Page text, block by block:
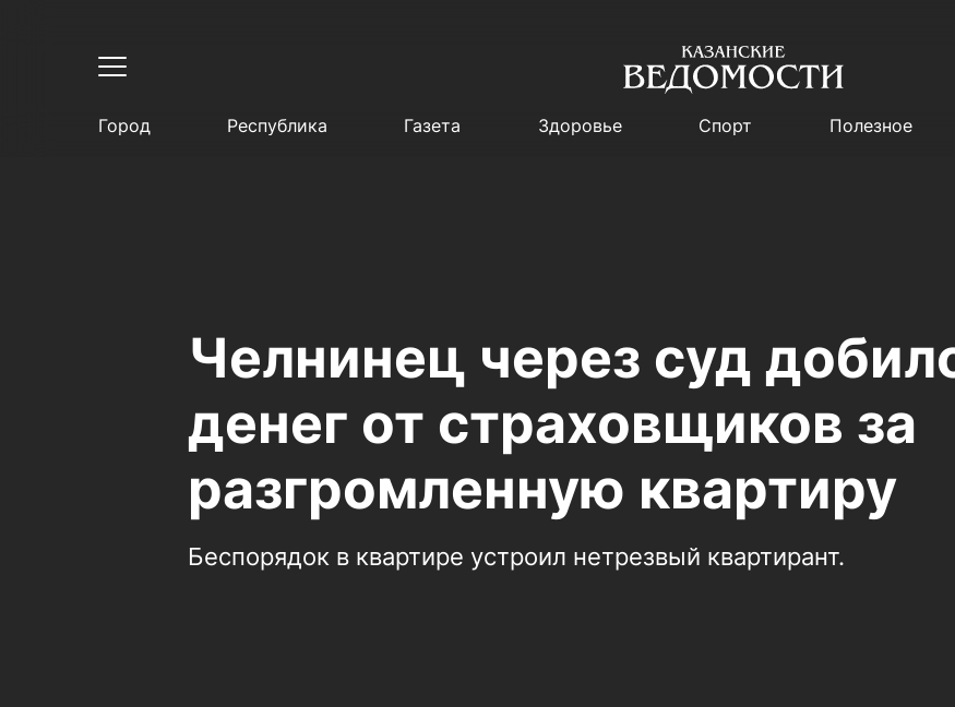
Город Республика Газета Здоровье Спорт Полезное
Челнинец через суд
денег от страховщиков за
разгромленную квартиру
Беспорядок в квартире устроил нетрезвый квартирант.